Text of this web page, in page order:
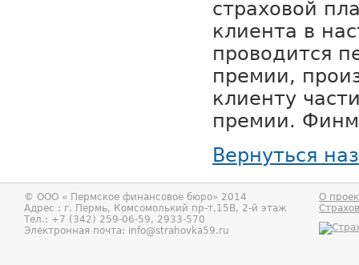
страховой
клиента в
проводится
премии,
клиенту
премии.
Вернуться
© ООО « Пермское финансовое бюро» 2014
Адрес : г. Пермь, Комсомолький пр-т,15В, 2-й этаж
Тел.: +7 (342) 259-06-59, 2933-570
Электронная почта: info@strahovka59.ru
О